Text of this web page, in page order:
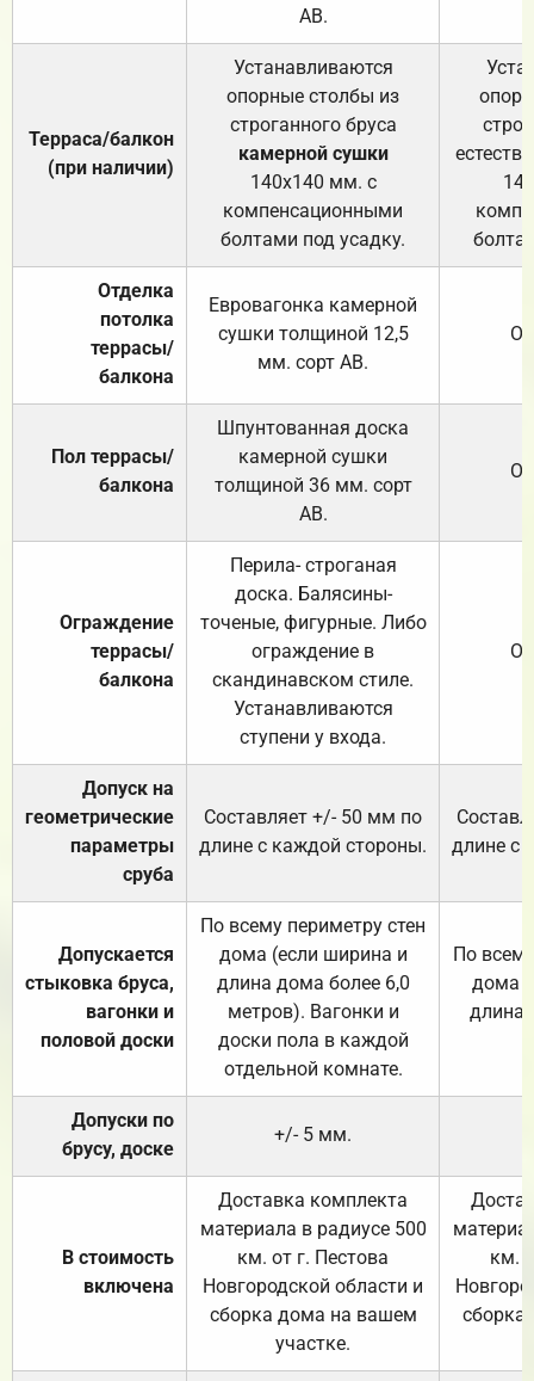
АВ.
Терраса/балкон
(при наличии)
Устанавливаются
опорные столбы из
строганного бруса
камерной сушки
140х140 мм. с
компенсационными
болтами под усадку.
Отделка
потолка
террасы/
балкона
Евровагонка камерной
сушки толщиной 12,5
мм. сорт АВ.
Пол террасы/
балкона
Шпунтованная доска
камерной сушки
толщиной 36 мм. сорт
АВ.
Ограждение
террасы/
балкона
Перила- строганая
доска. Балясины-
точеные, фигурные. Либо
ограждение в
скандинавском стиле.
Устанавливаются
ступени у входа.
Допуск на
геометрические
параметры
сруба
Составляет +/- 50 мм по
длине с каждой стороны.
длине с
Допускается
стыковка бруса,
вагонки и
половой доски
По всему периметру стен
дома (если ширина и
длина дома более 6,0
метров). Вагонки и
доски пола в каждой
отдельной комнате.
По
дома
длина
Допуски по
брусу, доске
+/- 5 мм.
В стоимость
включена
Доставка комплекта
материала в радиусе 500
км. от г. Пестова
Новгородской области и
сборка дома на вашем
участке.
км.